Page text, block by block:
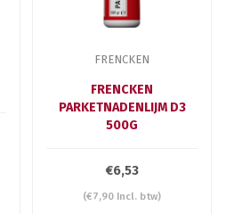
FRENCKEN
FRENCKEN
PARKETNADENLIJM D3
500G
€6,53
(€7,90 Incl. btw)